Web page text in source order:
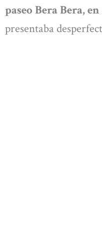
paseo Bera Bera,
presentaba